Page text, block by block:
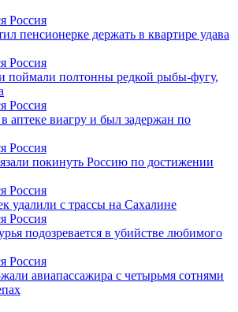
пенсионерке держать в квартире удава
поймали полтонны редкой рыбы-фугу,
аптеке виагру и был задержан по
покинуть Россию по достижении
удалили с трассы на Сахалине
подозревается в убийстве любимого
авиапассажира с четырьмя сотнями